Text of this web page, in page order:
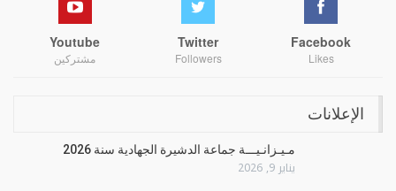
Facebook
Likes
Twitter
Followers
Youtube
مشتركين
الإعلانات
مـيـزانـيـــة جماعة الدشيرة الجهادية سنة 2026
يناير 9, 2026